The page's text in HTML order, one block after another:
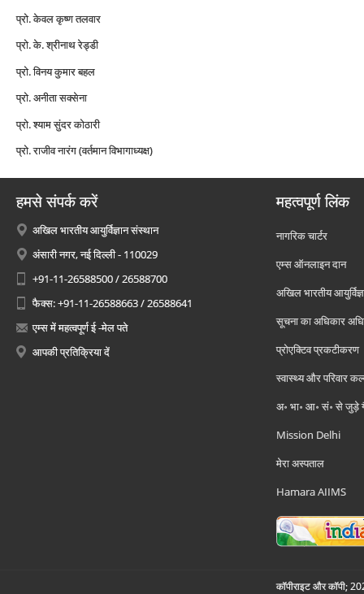
प्रो. केवल कृष्ण तलवार
प्रो. के. श्रीनाथ रेड्डी
प्रो. विनय कुमार बहल
प्रो. अनीता सक्सेना
प्रो. श्याम सुंदर कोठारी
प्रो. राजीव नारंग (वर्तमान विभागाध्यक्ष)
हमसे संपर्क करें
अखिल भारतीय आयुर्विज्ञान संस्थान
अंसारी नगर, नई दिल्ली - 110029
+91-11-26588500 / 26588700
फैक्स: +91-11-26588663 / 26588641
एम्स में महत्वपूर्ण ई -मेल पते
आपकी प्रतिक्रिया दें
महत्वपूर्ण लिंक
नागरिक चार्टर
एम्स ऑनलाइन दान
अखिल भारतीय
सूचना का अधिकार
प्रोएक्टिव प्रकटीकरण
स्वास्थ्य और परिवार
अ॰ भा॰ आ॰ सं॰ से जुड़े
Mission Delhi
मेरा अस्पताल
Hamara AIIMS
कॉपीराइट और कॉपी;